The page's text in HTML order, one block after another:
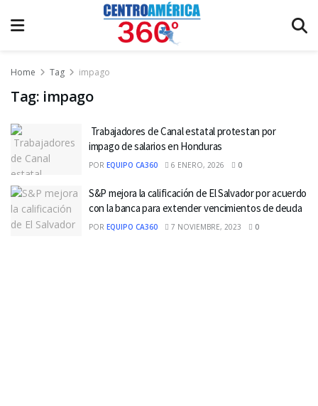
Home Tag impago
Tag: impago
Trabajadores de Canal estatal protestan por
impago de salarios en Honduras
POR EQUIPO CA360 6 ENERO, 2026 0
S&P mejora la calificación de El Salvador por acuerdo
con la banca para extender vencimientos de deuda
POR EQUIPO CA360 7 NOVIEMBRE, 2023 0